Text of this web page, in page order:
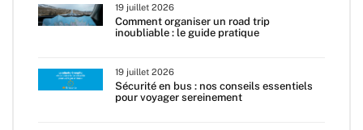
19 juillet 2026
Comment organiser un road trip
inoubliable : le guide pratique
19 juillet 2026
Sécurité en bus : nos conseils essentiels
pour voyager sereinement